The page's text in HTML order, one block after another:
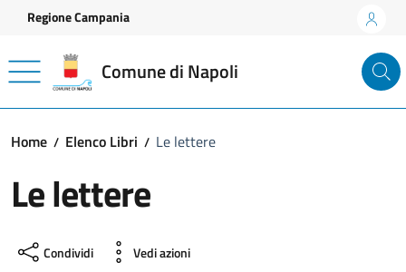
Vai ai contenuti
Vai al footer
Regione Campania
Comune di Napoli
Home Elenco Libri Le lettere
Le lettere
Condividi Vedi azioni